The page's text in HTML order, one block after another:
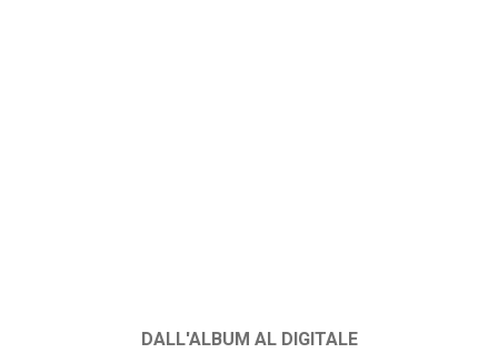
DALL'ALBUM AL DIGITALE